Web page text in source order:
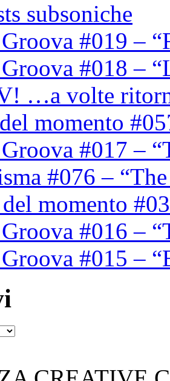
subsoniche
#019 –
#018 –
…a volte
momento
#017 –
#076 –
momento
#016 –
#015 –